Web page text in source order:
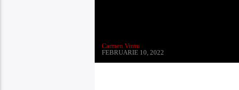
Carmen Vintu
FEBRUARIE 10, 2022